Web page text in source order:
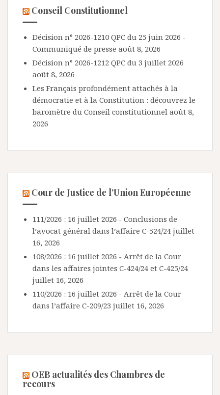
Conseil Constitutionnel
Décision n° 2026-1210 QPC du 25 juin 2026 -
Communiqué de presse août 8, 2026
Décision n° 2026-1212 QPC du 3 juillet 2026
août 8, 2026
Les Français profondément attachés à la
démocratie et à la Constitution : découvrez le
baromètre du Conseil constitutionnel août 8,
2026
Cour de Justice de l’Union Européenne
111/2026 : 16 juillet 2026 - Conclusions de
l’avocat général dans l’affaire C-524/24 juillet
16, 2026
108/2026 : 16 juillet 2026 - Arrêt de la Cour
dans les affaires jointes C-424/24 et C-425/24
juillet 16, 2026
110/2026 : 16 juillet 2026 - Arrêt de la Cour
dans l’affaire C-209/23 juillet 16, 2026
OEB actualités des Chambres de
recours